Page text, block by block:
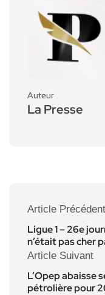
Auteur
La Presse
Article Précédent
Ligue 1 – 26e
n’était pas cher
Article Suivant
L’Opep abaisse
pétrolière pour